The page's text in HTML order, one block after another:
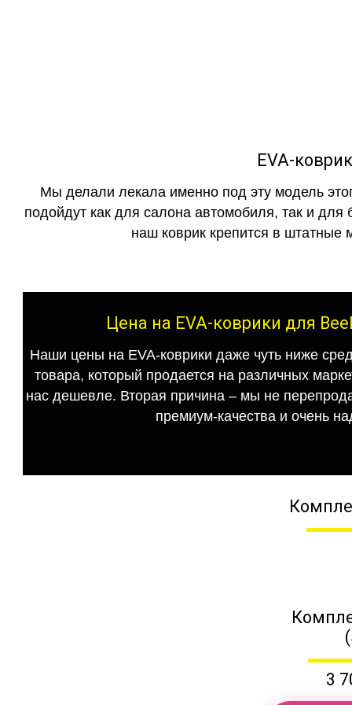
EVA-
Мы делали лекала именно под эту модель
подойдут как для салона автомобиля, так и для
наш коврик крепится в штатные
Цена на EVA-коврики для
Наши цены на EVA-коврики даже чуть ниже
товара, который продается на различных
нас дешевле. Вторая причина – мы не
премиум-качества и очень
3